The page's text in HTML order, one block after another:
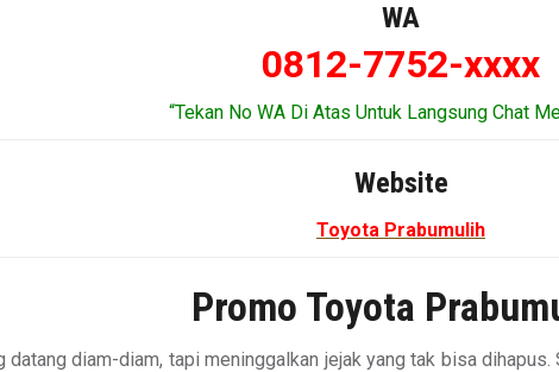
WA
0812-7752-xxxx
“Tekan No WA Di Atas Untuk Langsung Chat
Website
Toyota Prabumulih
Promo Toyota
diam-diam, tapi meninggalkan jejak yang tak bisa